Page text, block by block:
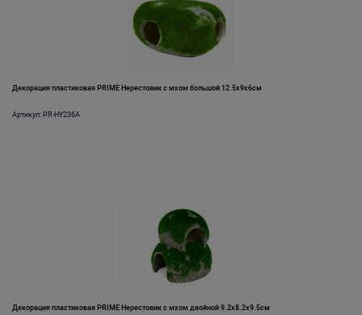
Декорация пластиковая PRIME Нерестовик с мхом большой 12.5х9х6см
Артикул: PR-HY236A
Декорация пластиковая PRIME Нерестовик с мхом двойной 9.2х8.2х9.5см